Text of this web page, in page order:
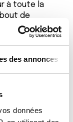
des annonces
données
à toute la
de
de mon
nos
les vacances.
vous comme
auparavant, et
est obligé